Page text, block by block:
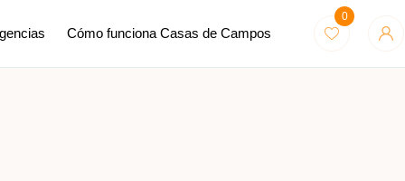
Cómo funciona Casas de Campos
0